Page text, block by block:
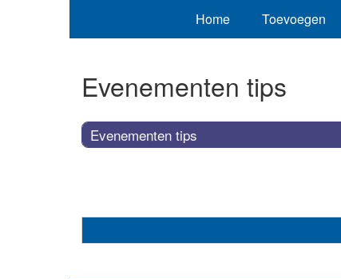
Home Toevoegen
Evenementen tips
Evenementen tips